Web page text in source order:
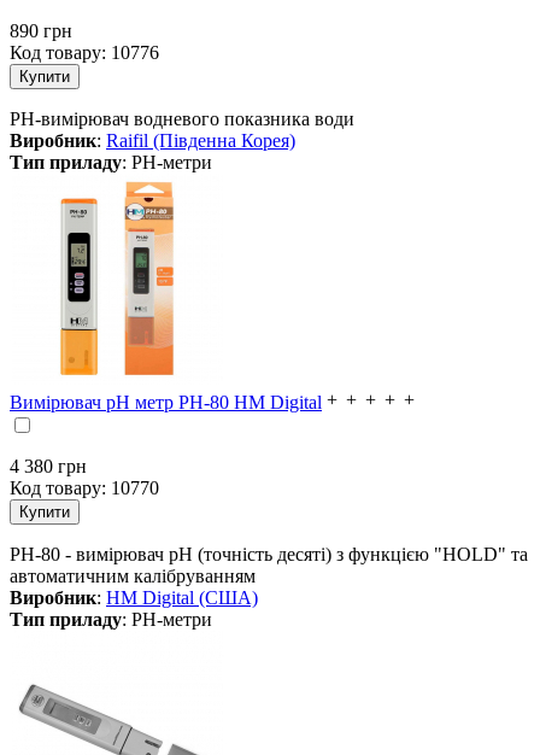
890 грн
Код товару: 10776
PH-вимірювач водневого показника води
Виробник: Raifil (Південна Корея)
Тип приладу: PH-метри
Вимірювач pH метр PH-80 HM Digital
4 380 грн
Код товару: 10770
PH-80 - вимірювач рН (точність десяті) з функцією "HOLD" та
автоматичним калібруванням
Виробник: HM Digital (США)
Тип приладу: PH-метри